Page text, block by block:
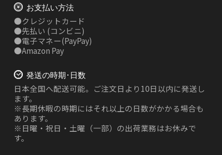
お支払い方法
●クレジットカード
●先払い (コンビニ)
●電子マネー(PayPay)
●Amazon Pay
発送の時期･日数
日本全国へ配送可能。ご注文日より10日以内に発送し
ます。
※長期休暇の時期にはそれ以上の日数がかかる場合も
あります。
※日曜・祝日・土曜（一部）の出荷業務はお休みで
す。